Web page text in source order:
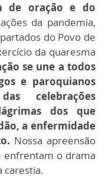
de oração e do
da pandemia,
do Povo de
da quaresma
se une a todos
e paroquianos
celebrações
dos que
a enfermidade
Nossa apreensão
enfrentam o drama
carestia.